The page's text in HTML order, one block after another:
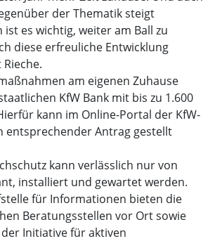
der Thematik steigt
es wichtig, weiter am Ball zu
diese erfreuliche Entwicklung
am eigenen Zuhause
KfW Bank mit bis zu 1.600
kann im Online-Portal der KfW-
entsprechender Antrag gestellt
kann verlässlich nur von
installiert und gewartet werden.
für Informationen bieten die
Beratungsstellen vor Ort sowie
Initiative für aktiven